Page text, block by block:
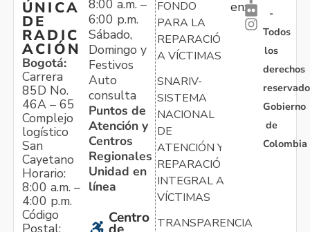
ÚNICA
DE
RADIC
ACIÓN
Bogotá:
Carrera
85D No.
46A – 65
Complejo
logístico
San
Cayetano
Horario:
8:00 a.m. –
4:00 p.m.
Código
Postal:
8:00 a.m. –
6:00 p.m.
Sábado,
Domingo y
Festivos
Auto
consulta
Puntos de
Atención y
Centros
Regionales
Unidad en
línea
Centro
FONDO
PARA LA
REPARACIÓN
A VÍCTIMAS
SNARIV-
SISTEMA
NACIONAL
DE
ATENCIÓN Y
REPARACIÓN
INTEGRAL A
VÍCTIMAS
TRANSPARENCIA
en:
-
Todos
los
derechos
Gobierno
de
Colombia